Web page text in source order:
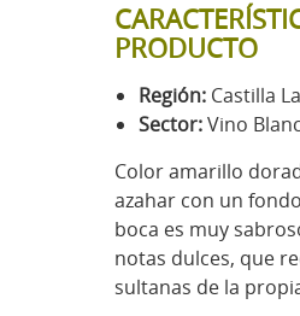
PRODUCTO
Región: Castilla
Sector:Vino
Color amarillo
azahar con un
boca es muy
notas dulces, que
sultanas de la